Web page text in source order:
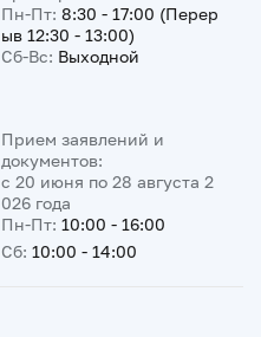
Пн-Пт: 8:30 - 17:00 (Перер
ыв 12:30 - 13:00)
Сб-Вс: Выходной
Прием заявлений и
документов:
с 20 июня по 28 августа 2
026 года
Пн-Пт: 10:00 - 16:00
Сб: 10:00 - 14:00